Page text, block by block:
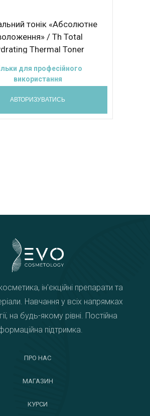
тонік «Абсолютне
/ Th Total
Thermal Toner
для професійного
використання
АВТОРИЗУВАТИСЬ
ін'єкційні препарати та
Навчання у всіх напрямках
на будь-якому рівні. Постійна
підтримка.
ПРО НАС
МАГАЗИН
КУРСИ